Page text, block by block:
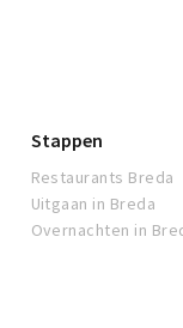
Stappen
Restaurants Breda
Uitgaan in Breda
Overnachten in